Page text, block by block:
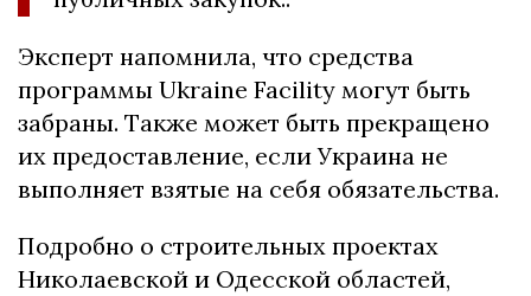
Эксперт напомнила, что средства
программы Ukraine Facility могут быть
забраны. Также может быть прекращено
их предоставление, если Украина не
выполняет взятые на себя обязательства.
Подробно о строительных проектах
Николаевской и Одесской областей,